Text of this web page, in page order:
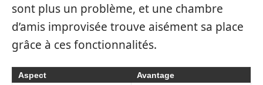
sont plus un problème, et une chambre
d’amis improvisée trouve aisément sa place
grâce à ces fonctionnalités.
Aspect Avantage